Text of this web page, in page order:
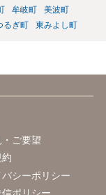
牟岐町
美波町
るぎ町 東みよし町
・ご要望
バシーポリシー